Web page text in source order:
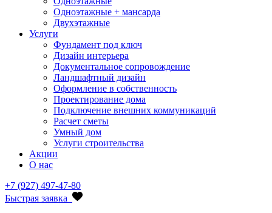
Одноэтажные + мансарда
Двухэтажные
Услуги
Фундамент под ключ
Дизайн интерьера
Документальное сопровождение
Ландшафтный дизайн
Оформление в собственность
Проектирование дома
Подключение внешних коммуникаций
Расчет сметы
Умный дом
Услуги строительства
Акции
О нас
+7 (927) 497-47-80
Быстрая заявка